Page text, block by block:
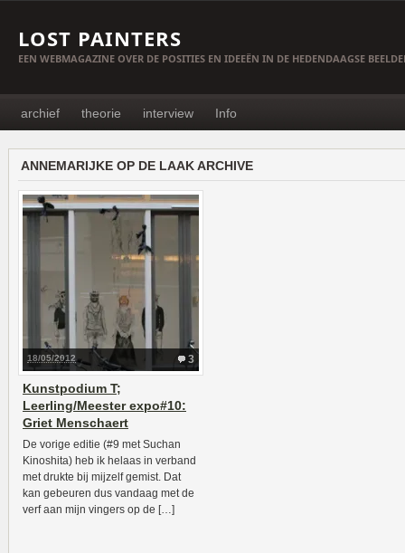
LOST PAINTERS
EEN WEBMAGAZINE OVER DE POSITIES EN IDEEËN IN DE HEDENDAAGSE
archief theorie interview Info
ANNEMARIJKE OP DE LAAK ARCHIVE
3
18/05/2012
Kunstpodium T;
Leerling/Meester expo#10:
Griet Menschaert
De vorige editie (#9 met Suchan
Kinoshita) heb ik helaas in verband
met drukte bij mijzelf gemist. Dat
kan gebeuren dus vandaag met de
verf aan mijn vingers op de […]